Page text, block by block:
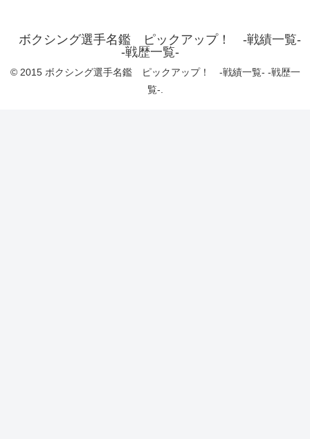
ボクシング選手名鑑 ピックアップ！ -戦績一覧-
-戦歴一覧-
© 2015 ボクシング選手名鑑 ピックアップ！ -戦績一覧- -戦歴一
覧-.